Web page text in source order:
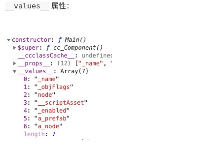
__values__ 属性：